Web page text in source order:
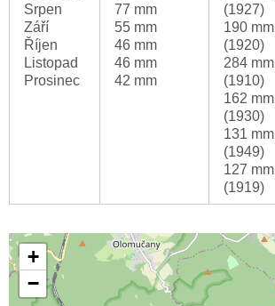
Srpen
Září
Říjen
Listopad
Prosinec
77 mm
55 mm
46 mm
46 mm
42 mm
(1927)
190 mm
(1920)
284 mm
(1910)
162 mm
(1930)
131 mm
(1949)
127 mm
(1919)
+
−